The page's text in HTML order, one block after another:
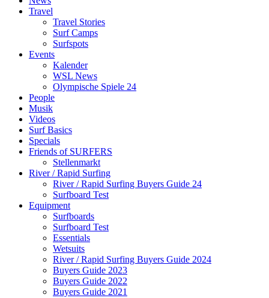
Travel
Travel Stories
Surf Camps
Surfspots
Events
Kalender
WSL News
Olympische Spiele 24
People
Musik
Videos
Surf Basics
Specials
Friends of SURFERS
Stellenmarkt
River / Rapid Surfing
River / Rapid Surfing Buyers Guide 24
Surfboard Test
Equipment
Surfboards
Surfboard Test
Essentials
Wetsuits
River / Rapid Surfing Buyers Guide 2024
Buyers Guide 2023
Buyers Guide 2022
Buyers Guide 2021